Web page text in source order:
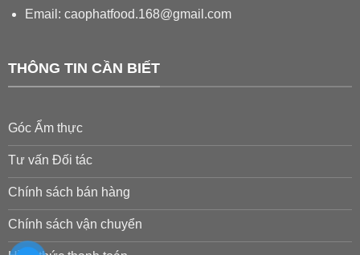
Email: caophatfood.168@gmail.com
THÔNG TIN CẦN BIẾT
Góc Ẩm thực
Tư vấn Đối tác
Chính sách bán hàng
Chính sách vận chuyển